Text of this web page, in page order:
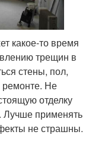
какое-то время
трещин в
стены, пол,
ремонте. Не
отделку
Лучше применять
не страшны.